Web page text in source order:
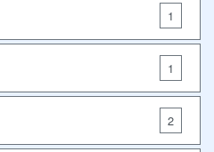
1
1
2